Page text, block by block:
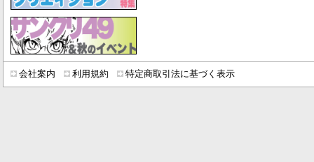
会社案内 利用規約 特定商取引法に基づく表示